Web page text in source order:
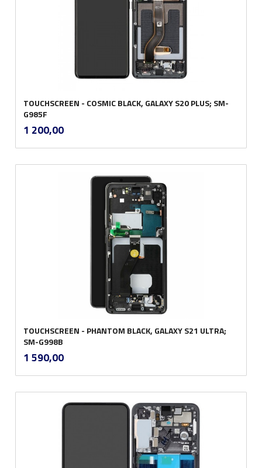
TOUCHSCREEN - COSMIC BLACK, GALAXY S20 PLUS; SM-
G985F
Pris
1 200,00mva.
TOUCHSCREEN - PHANTOM BLACK, GALAXY S21 ULTRA;
SM-G998B
Pris
1 590,00mva.